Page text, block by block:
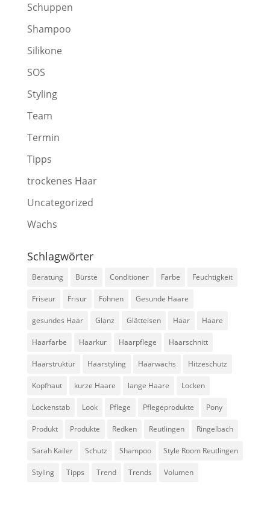
Schuppen
Shampoo
Silikone
SOS
Styling
Team
Termin
Tipps
trockenes Haar
Uncategorized
Wachs
Schlagwörter
Beratung Bürste Conditioner Farbe Feuchtigkeit
Friseur Frisur Föhnen Gesunde Haare
gesundes Haar Glanz Glätteisen Haar Haare
Haarfarbe Haarkur Haarpflege Haarschnitt
Haarstruktur Haarstyling Haarwachs Hitzeschutz
Kopfhaut kurze Haare lange Haare Locken
Lockenstab Look Pflege Pflegeprodukte Pony
Produkt Produkte Redken Reutlingen Ringelbach
Sarah Kailer Schutz Shampoo Style Room Reutlingen
Styling Tipps Trend Trends Volumen